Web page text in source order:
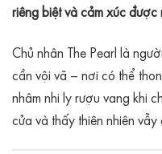
riêng biệt và cảm xúc
Chủ nhân The Pearl là
cần vội vã – nơi có thể
nhâm nhi ly rượu vang khi
cửa và thấy thiên nhiên vẫy